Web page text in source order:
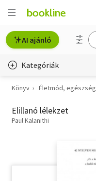
AI ajánló
Kategóriák
Életmód, egészség
Erotika
Könyv Életmód, egészség
Elillanó lélekzet
Paul Kalanithi